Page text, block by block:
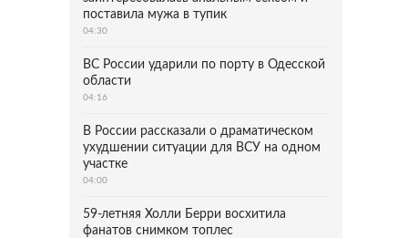
поставила мужа в тупик
04:30
ВС России ударили по порту в Одесской
области
04:16
В России рассказали о драматическом
ухудшении ситуации для ВСУ на одном
участке
04:00
59-летняя Холли Берри восхитила
фанатов снимком топлес